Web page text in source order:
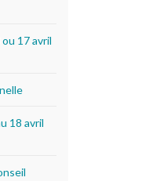
17 avril
18 avril